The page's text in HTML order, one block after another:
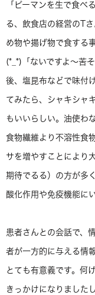
「ピーマンを生で食べ
る、飲食店の経営のT
め物や揚げ物で食する
(*_*)「ないですよ〜苦
後、塩昆布などで味付
てみたら、シャキシャ
もいいらしい。油使わ
食物繊維より不溶性食
サを増やすことにより
期待でるる）の方が多
酸化作用や免疫機能に
患者さんとの会話で、
者が一方的に与える情
とても有意義です。何
きっかけになりました